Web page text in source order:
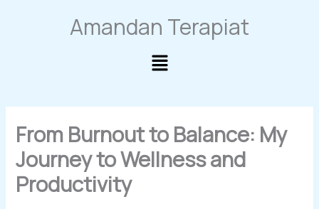
Amandan Terapiat
Main
From Burnout to Balance: My
Journey to Wellness and
Productivity